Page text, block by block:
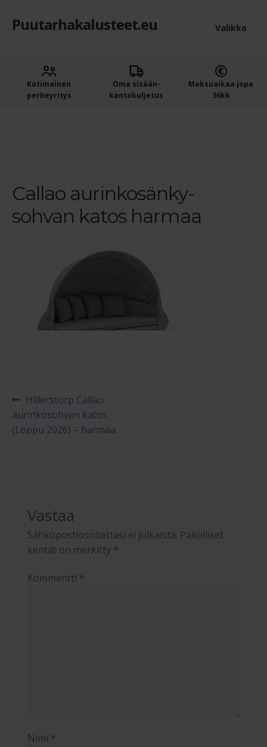
Siirry
Siirry
Puutarhakalusteet.eu Valikko
Puutarhakalusteet
Kassa
Yleiset ehdot
Reklamaatiolomake
Palautuslomake
Kotimainen
perheyritys
Oma sisään­
kantokuljetus
Maksuaikaa jopa
36kk
Callao aurinkosänky-
sohvan katos harmaa
Artikkelien
selaus
Edellinen
artikkeli
Hillerstorp Callao
aurinkosohvan katos
(Loppu 2026) – harmaa
Vastaa
Sähköpostiosoitettasi ei julkaista. Pakolliset
kentät on merkitty *
Kommentti *
Nimi *